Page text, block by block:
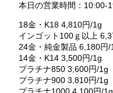
本日の営業時間：10:00-
18金・K18 4,810円/1g
インゴット100ｇ以上
24金・純金製品 6,180円/
14金・K14 3,500円/1g
プラチナ850 3,600円/1g
プラチナ900 3,810円/1g
プラチナ1000 4,100円/1g